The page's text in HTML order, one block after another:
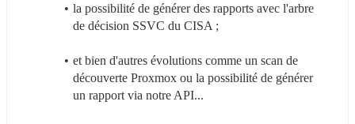
la possibilité de générer des rapports avec l'arbre
de décision SSVC du CISA ;
et bien d'autres évolutions comme un scan de
découverte Proxmox ou la possibilité de générer
un rapport via notre API...